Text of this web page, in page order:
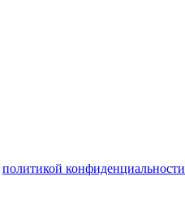
политикой конфиденциальности